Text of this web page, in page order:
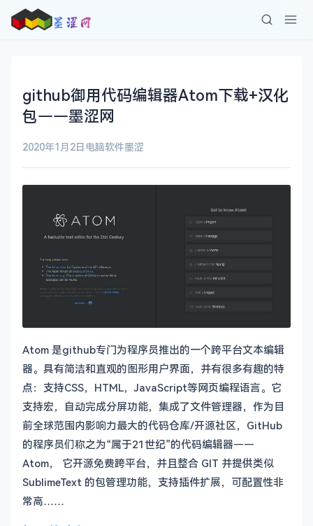
github御用代码编辑器Atom下载+汉化
包——墨涩网
2020年1月2日 电脑软件墨涩
Atom 是github专门为程序员推出的一个跨平台文本编辑
器。具有简洁和直观的图形用户界面，并有很多有趣的特
点：支持CSS，HTML，JavaScript等网页编程语言。它
支持宏，自动完成分屏功能，集成了文件管理器，作为目
前全球范围内影响力最大的代码仓库/开源社区，GitHub
的程序员们称之为“属于21世纪”的代码编辑器——
Atom， 它开源免费跨平台，并且整合 GIT 并提供类似
SublimeText 的包管理功能，支持插件扩展，可配置性非
常高……